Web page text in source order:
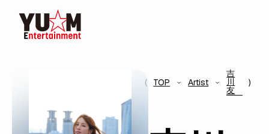
TOP Artist
吉
川
友